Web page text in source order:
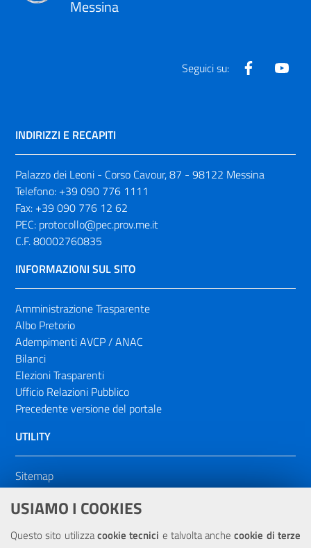
USIAMO I COOKIES
Questo sito utilizzacookie tecnici e talvolta anchecookie di terze
Messina
Seguici su: Facebook
INDIRIZZI E RECAPITI
Palazzo dei Leoni - Corso Cavour, 87 - 98122 Messina
Telefono: +39 090 776 1111
Fax: +39 090 776 12 62
PEC: protocollo@pec.prov.me.it
C.F. 80002760835
INFORMAZIONI SUL SITO
Amministrazione Trasparente
Albo Pretorio
Adempimenti AVCP / ANAC
Bilanci
Elezioni Trasparenti
Ufficio Relazioni Pubblico
Precedente versione del portale
UTILITY
Sitemap
Dichiarazione di accessibilità
NOTE LEGALI